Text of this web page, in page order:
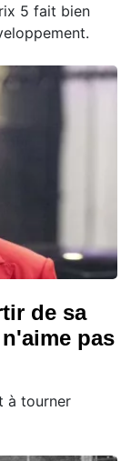
5 fait bien
de sa
pas
à tourner